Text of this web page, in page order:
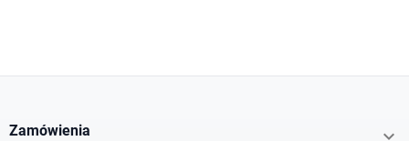
Zamówienia 